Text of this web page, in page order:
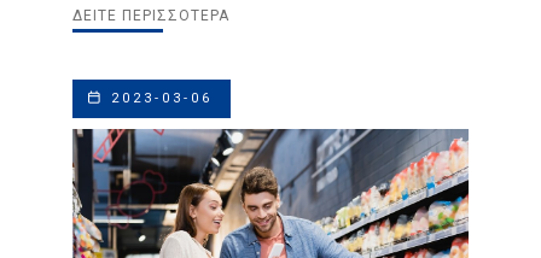
ΔΕΊΤΕ ΠΕΡΙΣΣΌΤΕΡΑ
2023-03-06